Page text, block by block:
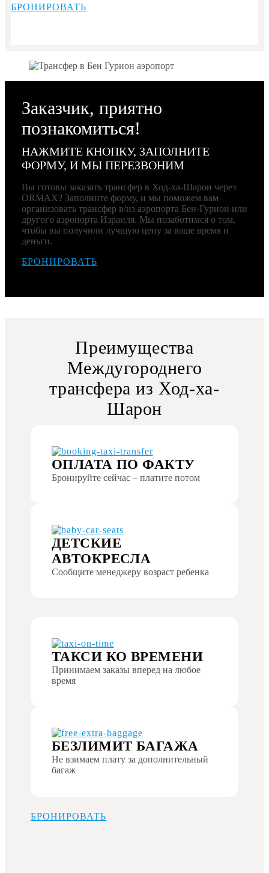
БРОНИРОВАТЬ
Заказчик, приятно
познакомиться!
НАЖМИТЕ КНОПКУ, ЗАПОЛНИТЕ
ФОРМУ, И МЫ ПЕРЕЗВОНИМ
Вы готовы заказать трансфер в Ход-ха-Шарон через
ORMAX? Заполните форму, и мы поможем вам
организовать трансфер в/из аэропорта Бен-Гурион или
другого аэропорта Израиля. Мы позаботимся о том,
чтобы вы получили лучшую цену за ваше время и
деньги.
БРОНИРОВАТЬ
Преимущества
Междугороднего
трансфера из Ход-ха-
Шарон
ОПЛАТА ПО ФАКТУ
Бронируйте сейчас – платите потом
ДЕТСКИЕ
АВТОКРЕСЛА
Сообщите менеджеру возраст ребенка
ТАКСИ КО ВРЕМЕНИ
Принимаем заказы вперед на любое
время
БЕЗЛИМИТ БАГАЖА
Не взимаем плату за дополнительный
багаж
БРОНИРОВАТЬ